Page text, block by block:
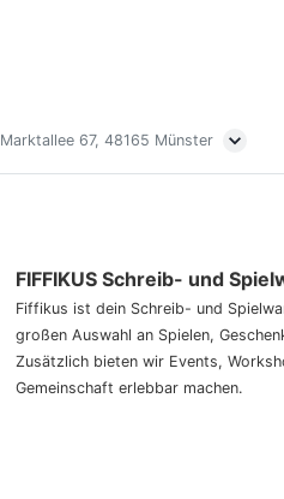
Marktallee 67, 48165 Münster
FIFFIKUS Schreib- und
Fiffikus ist dein Schreib- und
großen Auswahl an Spielen,
Zusätzlich bieten wir Events,
Gemeinschaft erlebbar machen.